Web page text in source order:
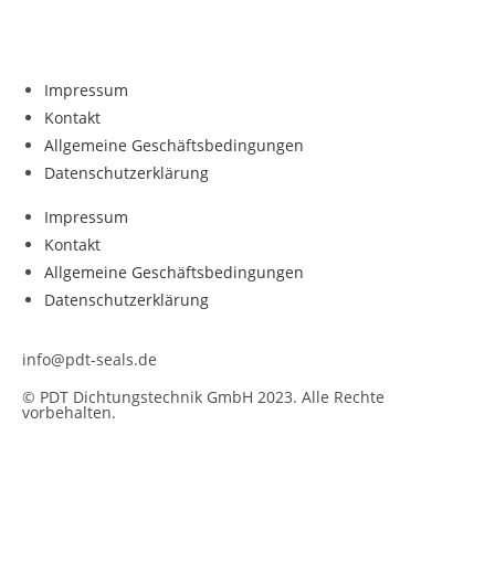
Impressum
Kontakt
Allgemeine Geschäftsbedingungen
Datenschutzerklärung
Impressum
Kontakt
Allgemeine Geschäftsbedingungen
Datenschutzerklärung
info@pdt-seals.de
© PDT Dichtungstechnik GmbH 2023. Alle Rechte
vorbehalten.